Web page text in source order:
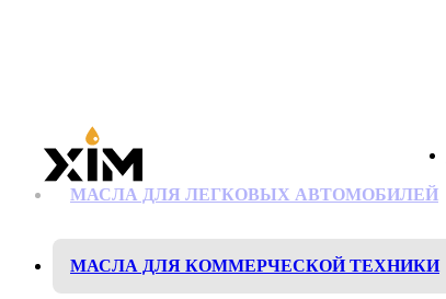
МАСЛА ДЛЯ ЛЕГКОВЫХ АВТОМОБИЛЕЙ
МАСЛА ДЛЯ КОММЕРЧЕСКОЙ ТЕХНИКИ